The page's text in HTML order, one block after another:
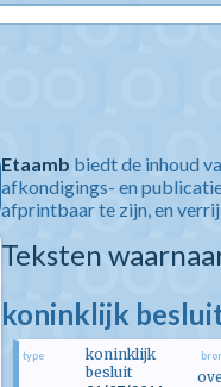
Etaamb biedt de inhoud
afkondigings- en
afprintbaar te zijn, en
Teksten
koninklijk
type
koninklijk
besluit